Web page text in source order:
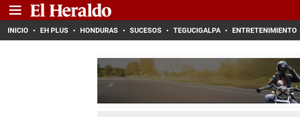
INICIO EH PLUS HONDURAS SUCESOS TEGUCIGALPA ENTRETENIMIENTO